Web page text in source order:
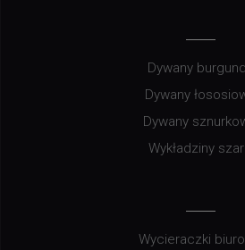
Dywany
Dywany
Dywany
Wykładziny
Wycieraczki